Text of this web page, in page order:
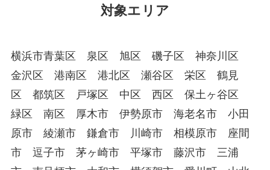
対象エリア
横浜市青葉区 泉区 旭区 磯子区 神奈川区
金沢区 港南区 港北区 瀬谷区 栄区 鶴見
区 都筑区 戸塚区 中区 西区 保土ヶ谷区
緑区 南区 厚木市 伊勢原市 海老名市 小田
原市 綾瀬市 鎌倉市 川崎市 相模原市 座間
市 逗子市 茅ヶ崎市 平塚市 藤沢市 三浦